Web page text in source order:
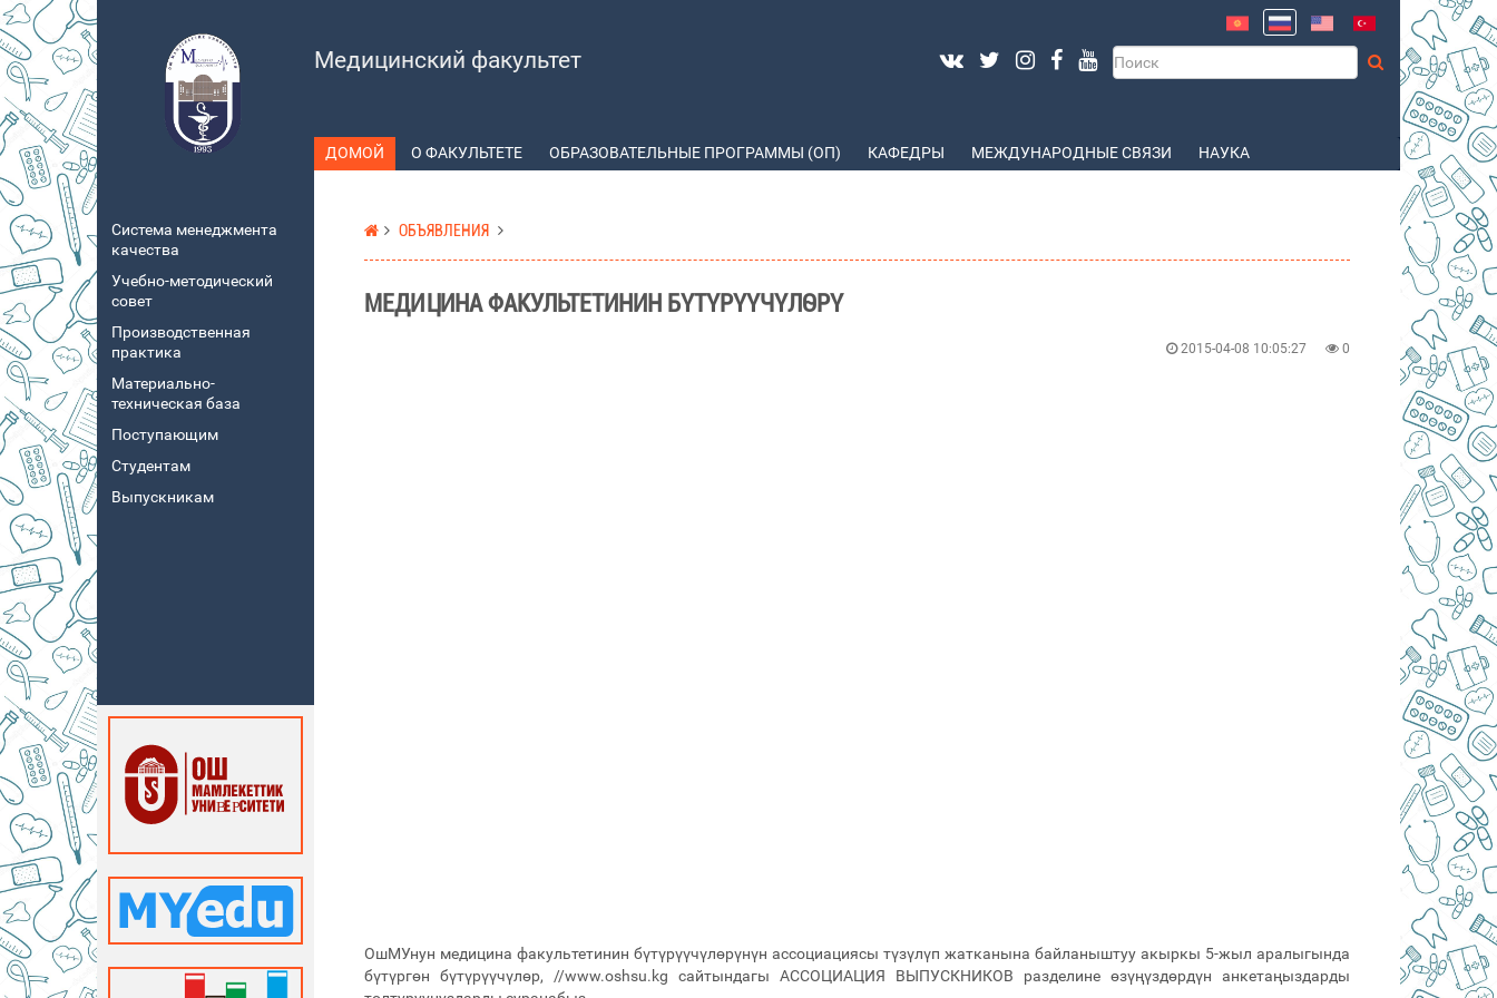
Медицинский факультет
ДОМОЙ О ФАКУЛЬТЕТЕ ОБРАЗОВАТЕЛЬНЫЕ ПРОГРАММЫ (ОП) КАФЕДРЫ МЕЖДУНАРОДНЫЕ СВЯЗИ НАУКА
Система менеджмента
качества
Учебно-методический
совет
Производственная
практика
Материально-
техническая база
Поступающим
Студентам
Выпускникам
ОБЪЯВЛЕНИЯ
МЕДИЦИНА ФАКУЛЬТЕТИНИН БҮТҮРҮҮЧҮЛӨРҮ
2015-04-08 10:05:27 0
ОшМУнун медицина факультетинин бүтүрүүчүлөрүнүн ассоциациясы түзүлүп жатканына байланыштуу акыркы 5-жыл аралыгында
бүтүргөн бүтүрүүчүлөр, //www.oshsu.kg сайтындагы АССОЦИАЦИЯ ВЫПУСКНИКОВ разделине өзүңүздөрдүн анкетаңыздарды